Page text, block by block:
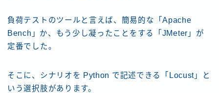
負荷テストのツールと言えば、簡易的な「Apache
Bench」か、もう少し凝ったことをする「JMeter」が
定番でした。
そこに、シナリオを Python で記述できる「Locust」と
いう選択肢があります。